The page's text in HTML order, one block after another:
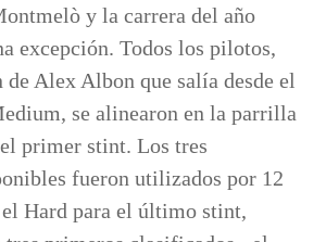
y la carrera del año
excepción. Todos los pilotos,
de Alex Albon que salía desde el
se alinearon en la parrilla
primer stint. Los tres
fueron utilizados por 12
Hard para el último stint,